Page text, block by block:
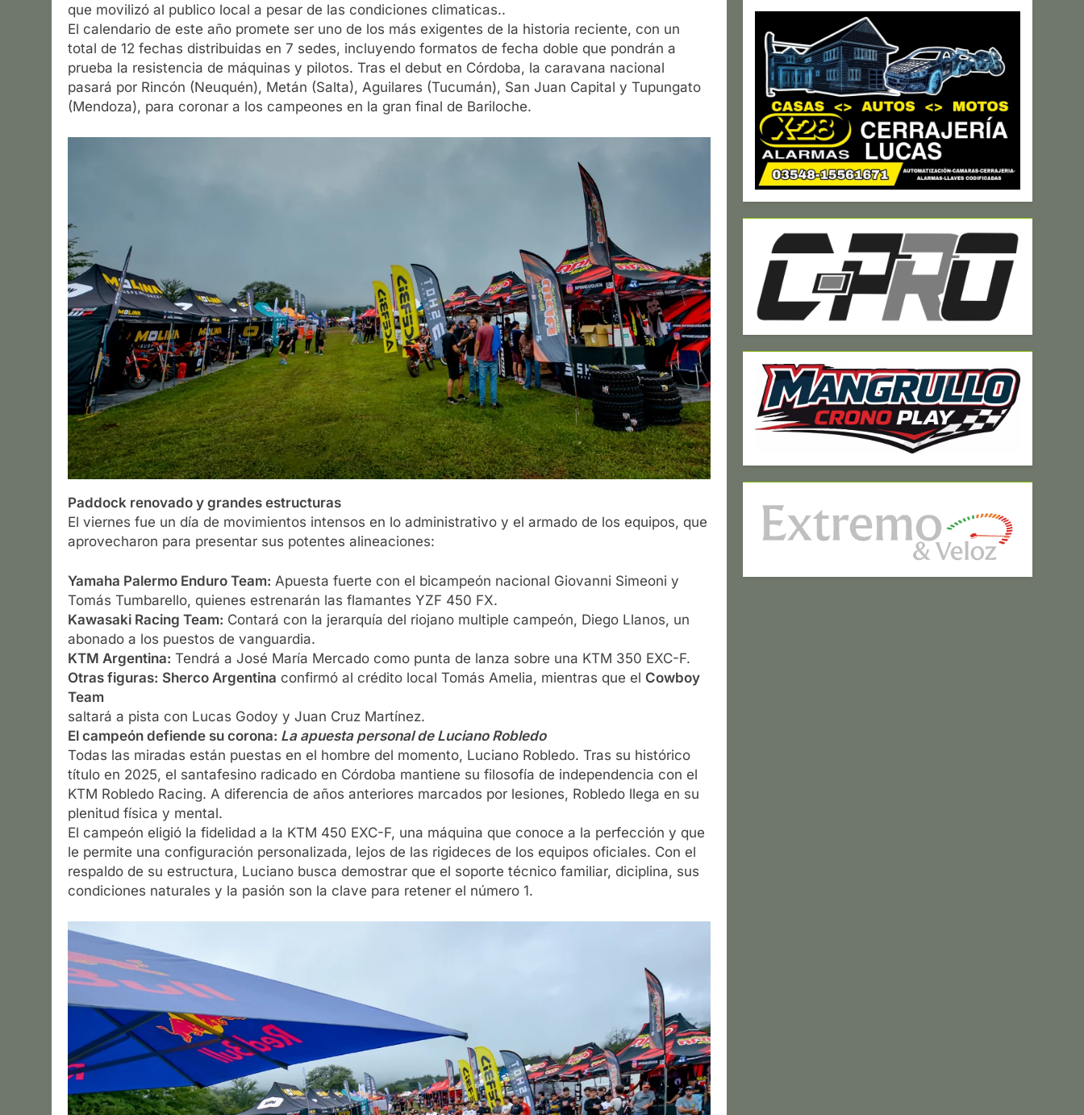
que movilizó al publico local a pesar de las condiciones climaticas..
El calendario de este año promete ser uno de los más exigentes de la historia reciente, con un
total de 12 fechas distribuidas en 7 sedes, incluyendo formatos de fecha doble que pondrán a
prueba la resistencia de máquinas y pilotos. Tras el debut en Córdoba, la caravana nacional
pasará por Rincón (Neuquén), Metán (Salta), Aguilares (Tucumán), San Juan Capital y Tupungato
(Mendoza), para coronar a los campeones en la gran final de Bariloche.
Paddock renovado y grandes estructuras
El viernes fue un día de movimientos intensos en lo administrativo y el armado de los equipos, que
aprovecharon para presentar sus potentes alineaciones:
Yamaha Palermo Enduro Team: Apuesta fuerte con el bicampeón nacional Giovanni Simeoni y
Tomás Tumbarello, quienes estrenarán las flamantes YZF 450 FX.
Kawasaki Racing Team: Contará con la jerarquía del riojano multiple campeón, Diego Llanos, un
abonado a los puestos de vanguardia.
KTM Argentina: Tendrá a José María Mercado como punta de lanza sobre una KTM 350 EXC-F.
Otras figuras: Sherco Argentina confirmó al crédito local Tomás Amelia, mientras que el Cowboy
Team
saltará a pista con Lucas Godoy y Juan Cruz Martínez.
El campeón defiende su corona: La apuesta personal de Luciano Robledo
Todas las miradas están puestas en el hombre del momento, Luciano Robledo. Tras su histórico
título en 2025, el santafesino radicado en Córdoba mantiene su filosofía de independencia con el
KTM Robledo Racing. A diferencia de años anteriores marcados por lesiones, Robledo llega en su
plenitud física y mental.
El campeón eligió la fidelidad a la KTM 450 EXC-F, una máquina que conoce a la perfección y que
le permite una configuración personalizada, lejos de las rigideces de los equipos oficiales. Con el
respaldo de su estructura, Luciano busca demostrar que el soporte técnico familiar, diciplina, sus
condiciones naturales y la pasión son la clave para retener el número 1.